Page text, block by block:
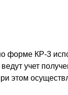
форме КР-3
учет
этом